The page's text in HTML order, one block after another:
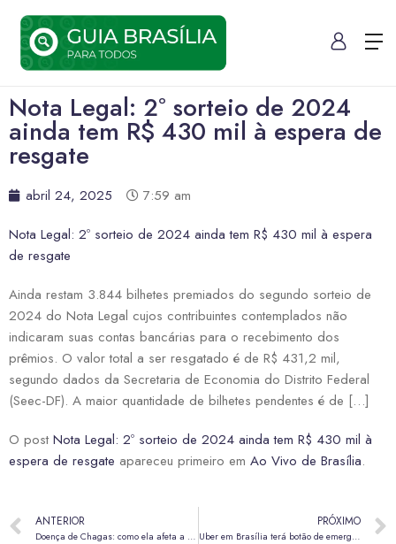
Nota Legal: 2º sorteio de 2024
ainda tem R$ 430 mil à espera de
resgate
abril 24, 2025
7:59 am
Nota Legal: 2º sorteio de 2024 ainda tem R$ 430 mil à espera
de resgate
Ainda restam 3.844 bilhetes premiados do segundo sorteio de
2024 do Nota Legal cujos contribuintes contemplados não
indicaram suas contas bancárias para o recebimento dos
prêmios. O valor total a ser resgatado é de R$ 431,2 mil,
segundo dados da Secretaria de Economia do Distrito Federal
(Seec-DF). A maior quantidade de bilhetes pendentes é de […]
O post Nota Legal: 2º sorteio de 2024 ainda tem R$ 430 mil à
espera de resgate apareceu primeiro em Ao Vivo de Brasília.
ANTERIOR
Doença de Chagas: como ela afeta a saúde do coração e pode até matar
PRÓXIMO
Uber em Brasília terá botão de emergência com ligação para a Polícia Militar (190)